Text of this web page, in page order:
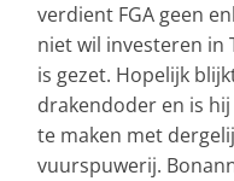
verdient FGA geen
niet wil investeren in
is gezet. Hopelijk
drakendoder en is
te maken met
vuurspuwerij.